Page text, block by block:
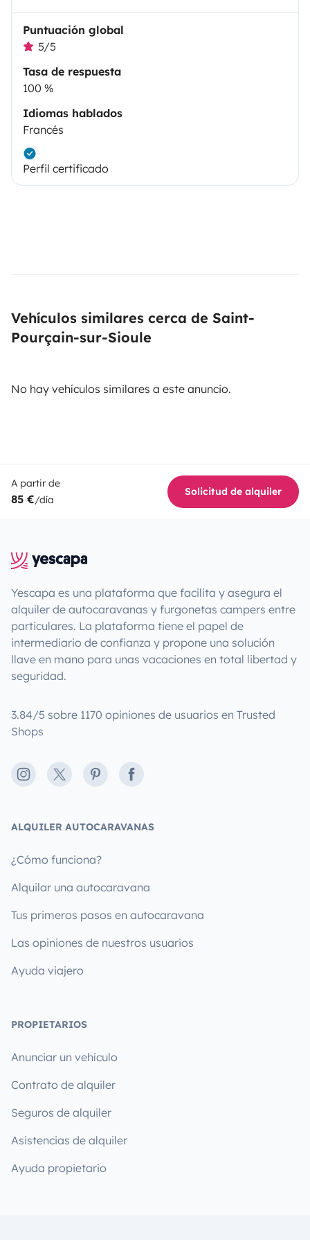
Puntuación global
5/5
Tasa de respuesta
100 %
Idiomas hablados
Francés
Perfil certificado
Vehículos similares cerca de Saint-
Pourçain-sur-Sioule
No hay vehículos similares a este anuncio.
A partir de
85 €/día
Solicitud de alquiler
Yescapa es una plataforma que facilita y asegura el
alquiler de autocaravanas y furgonetas campers entre
particulares. La plataforma tiene el papel de
intermediario de confianza y propone una solución
llave en mano para unas vacaciones en total libertad y
seguridad.
3.84/5 sobre 1170 opiniones de usuarios en Trusted
Shops
Instagram
X PinterestFacebook
ALQUILER AUTOCARAVANAS
¿Cómo funciona?
Alquilar una autocaravana
Tus primeros pasos en autocaravana
Las opiniones de nuestros usuarios
Ayuda viajero
PROPIETARIOS
Anunciar un vehículo
Contrato de alquiler
Seguros de alquiler
Asistencias de alquiler
Ayuda propietario